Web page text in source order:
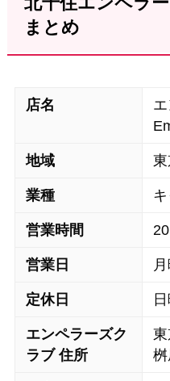
まとめ
店名
地域
業種
営業時間
営業日
定休日
エンペラーズク
ラブ 住所